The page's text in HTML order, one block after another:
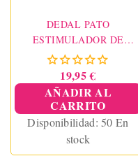
DEDAL PATO
ESTIMULADOR DE
SILICONA RECARGABLE
DUCKYMANIA
19,95 €
AÑADIR AL
CARRITO
Disponibilidad:50 En
stock